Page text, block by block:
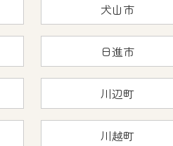
犬山市
日進市
川辺町
川越町